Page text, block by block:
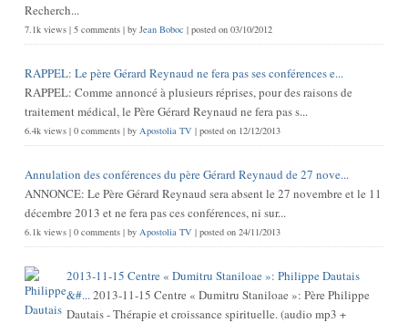
Recherch...
7.1k views| 5 comments| by Jean Boboc | posted on 03/10/2012
RAPPEL: Le père Gérard Reynaud ne fera pas ses conférences e...
RAPPEL: Comme annoncé à plusieurs réprises, pour des raisons de
traitement médical, le Père Gérard Reynaud ne fera pas s...
6.4k views| 0 comments| by Apostolia TV | posted on 12/12/2013
Annulation des conférences du père Gérard Reynaud de 27 nove...
ANNONCE: Le Père Gérard Reynaud sera absent le 27 novembre et le 11
décembre 2013 et ne fera pas ces conférences, ni sur...
6.1k views| 0 comments| by Apostolia TV | posted on 24/11/2013
2013-11-15 Centre « Dumitru Staniloae »: Philippe Dautais
&#...2013-11-15 Centre « Dumitru Staniloae »: Père Philippe
Dautais - Thérapie et croissance spirituelle. (audio mp3 +